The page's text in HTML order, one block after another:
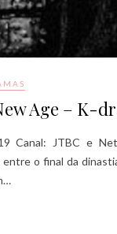
Age – K-
Canal: JTBC e
o final da